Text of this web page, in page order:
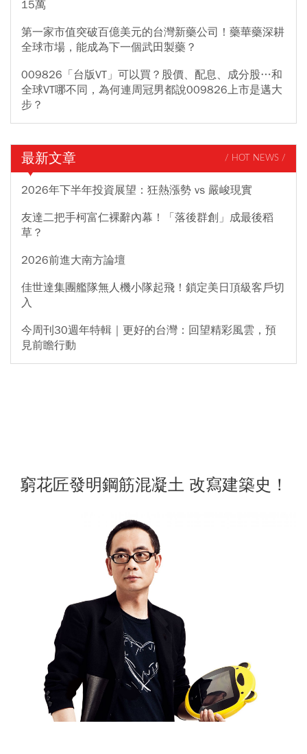
15萬
第一家市值突破百億美元的台灣新藥公司！藥華藥深耕
全球市場，能成為下一個武田製藥？
009826「台版VT」可以買？股價、配息、成分股…和
全球VT哪不同，為何連周冠男都說009826上市是邁大
步？
最新文章 / HOT NEWS /
2026年下半年投資展望：狂熱漲勢 vs 嚴峻現實
友達二把手柯富仁裸辭內幕！「落後群創」成最後稻
草？
2026前進大南方論壇
佳世達集團艦隊無人機小隊起飛！鎖定美日頂級客戶切
入
今周刊30週年特輯｜更好的台灣：回望精彩風雲，預
見前瞻行動
窮花匠發明鋼筋混凝土 改寫建築史！